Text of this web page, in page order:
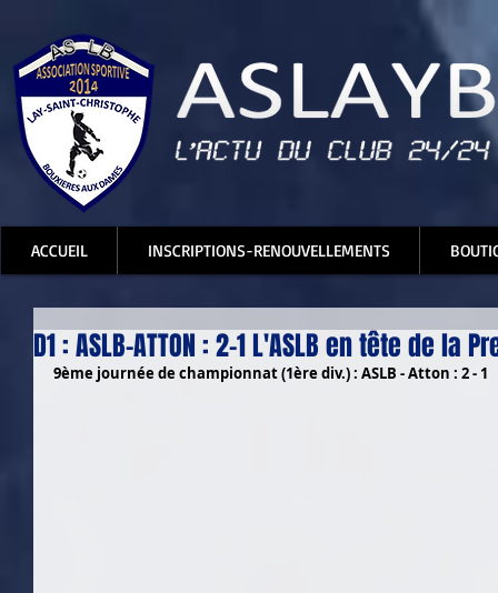
ACCUEIL INSCRIPTIONS-RENOUVELLEMENTS
D1 : ASLB-ATTON : 2-1 L'ASLB en tête de la
9ème journée de championnat (1ère div.) : ASLB - Atton : 2 - 1